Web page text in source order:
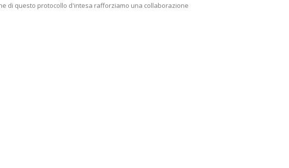
di questo protocollo d'intesa rafforziamo una collaborazione